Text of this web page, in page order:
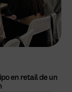
en retail de un